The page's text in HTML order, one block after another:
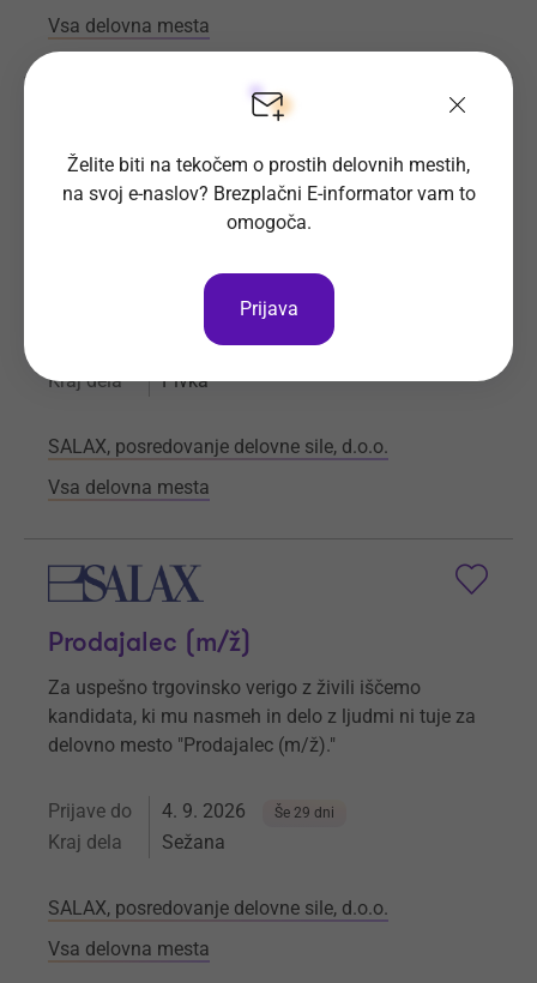
Vsa delovna mesta
Prodajalec (m/ž)
Za uspešno trgovinsko verigo z živili iščemo
delovno mesto "Prodajalec (m/ž)."
4. 9. 2026
Kraj dela Pivka
SALAX, posredovanje delovne sile, d.o.o.
Vsa delovna mesta
Prodajalec (m/ž)
Za uspešno trgovinsko verigo z živili iščemo
kandidata, ki mu nasmeh in delo z ljudmi ni tuje za
delovno mesto "Prodajalec (m/ž)."
Prijave do 4. 9. 2026 Še 29 dni
Kraj dela Sežana
SALAX, posredovanje delovne sile, d.o.o.
Vsa delovna mesta
Želite biti na tekočem o prostih delovnih mestih,
na svoj e-naslov? Brezplačni E-informator vam to
omogoča.
Prijava